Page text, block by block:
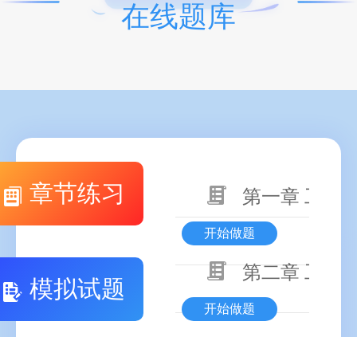
在线题库
章节练习
模拟试题
第一章 工程
开始做题
第二章 工程
开始做题